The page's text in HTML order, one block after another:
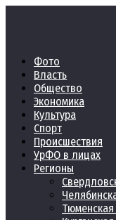
Фото
Власть
Общество
Экономика
Культура
Спорт
Происшествия
УрФО в лицах
Регионы